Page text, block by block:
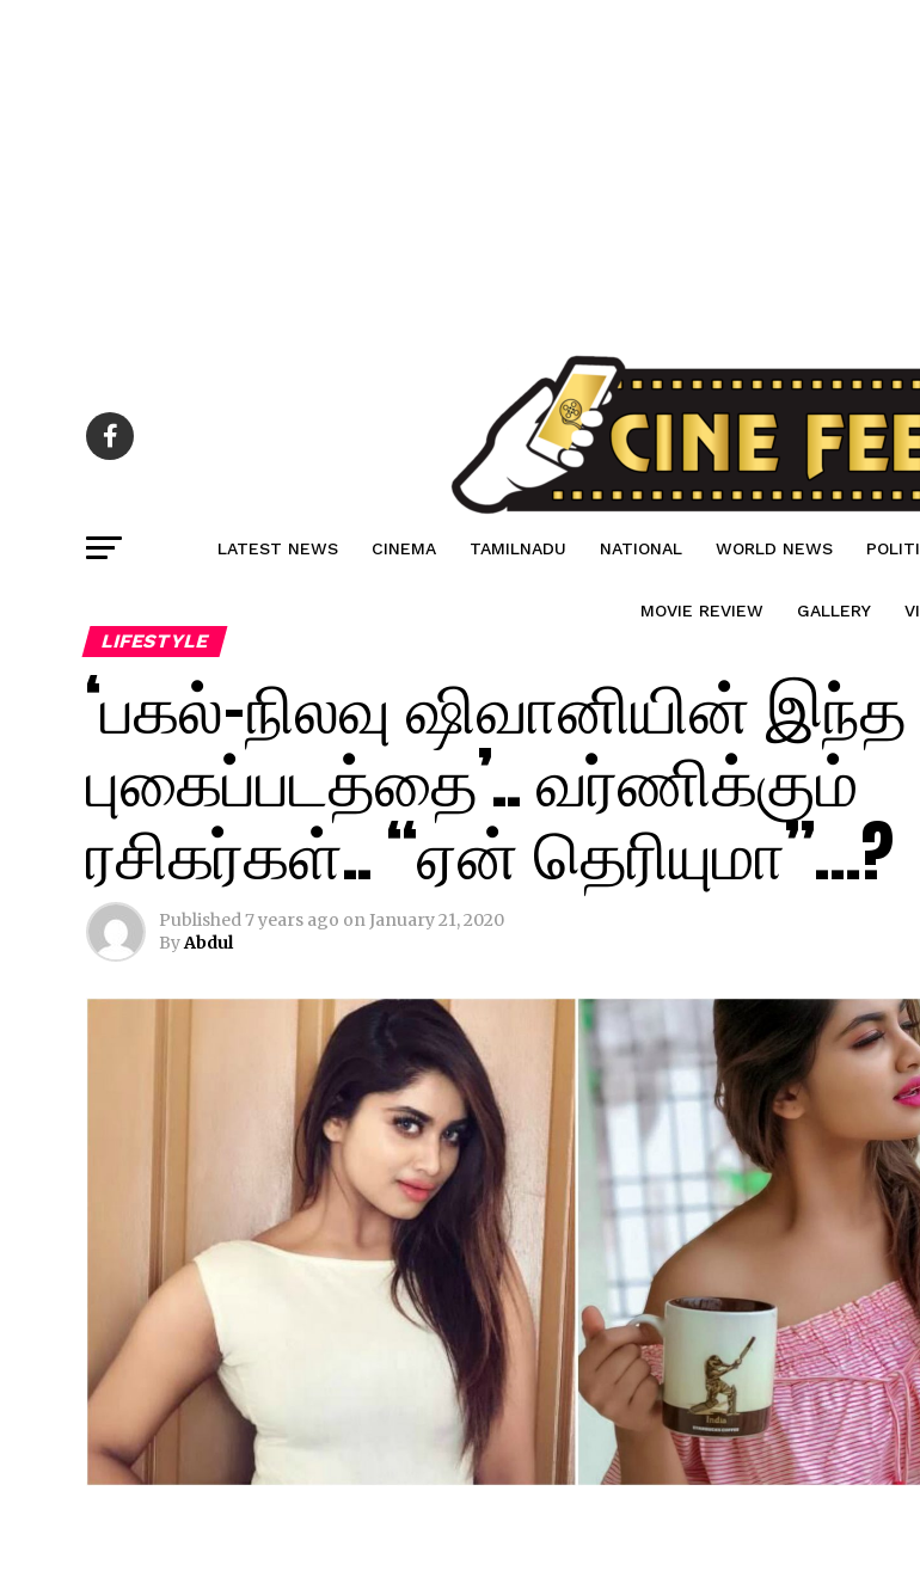
LATEST NEWS CINEMA TAMILNADU NATIONAL WORLD NEWS
MOVIE REVIEW GALLERY
LIFESTYLE
‘பகல்-நிலவு ஷிவானியின் இந்த
புகைப்படத்தை’.. வர்ணிக்கும்
ரசிகர்கள்.. “ஏன் தெரியுமா”…?
Published7 years ago onJanuary 21, 2020
ByAbdul